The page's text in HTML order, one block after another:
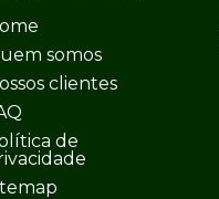
somos
clientes
de